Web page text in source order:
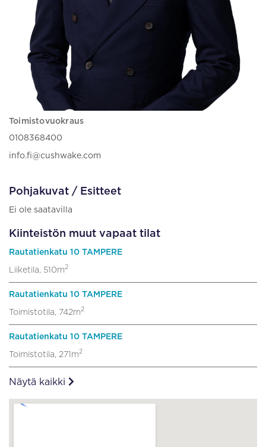
Toimistovuokraus
0108368400
info.fi@cushwake.com
Pohjakuvat / Esitteet
Ei ole saatavilla
Kiinteistön muut vapaat tilat
Rautatienkatu 10 TAMPERE
Liiketila, 510m2
Rautatienkatu 10 TAMPERE
Toimistotila, 742m2
Rautatienkatu 10 TAMPERE
Toimistotila, 271m2
Näytä kaikki